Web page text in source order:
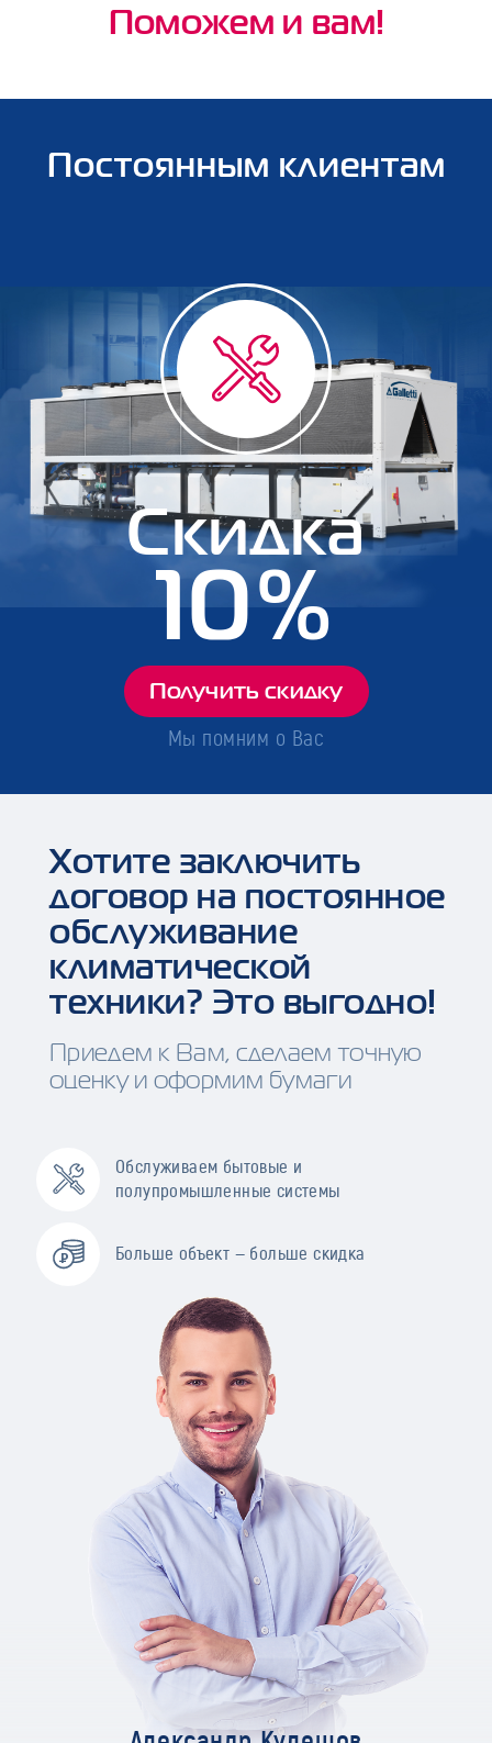
Поможем и вам!
Постоянным клиентам
Мы помним о Вас
Скидка
10%
Получить скидку
Хотите заключить
договор на постоянное
обслуживание
климатической
техники? Это выгодно!
Приедем к Вам, сделаем точную
оценку и оформим бумаги
Обслуживаем бытовые и
полупромышленные системы
Больше объект — больше скидка